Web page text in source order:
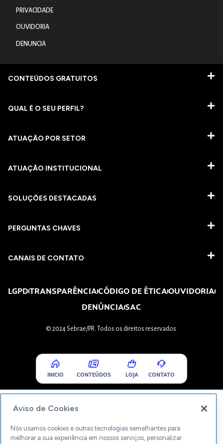
PRIVACIDADE
OUVIDORIA
DENUNCIA
CONTEÚDOS GRATUITOS
QUAL É O SEU PERFIL?
ATUAÇÃO POR SETOR
ATUAÇÃO INSTITUCIONAL
SOLUÇÕES DESTACADAS
PERGUNTAS CHAVES​
CANAIS DE CONTATO
LGPDTRANSPARÊNCIACÓDIGO DE ÉTICAOUVIDORIA
DENÚNCIASAC
© 2024 Sebrae/PR. Todos os direitos reservados.
INICIO CONTEÚDOS LOJA CONTATO
Aviso de Cookies
Nós usamos cookies e outras tecnologias semelhantes para
melhorar a sua experiência em nossos serviços, personalizar